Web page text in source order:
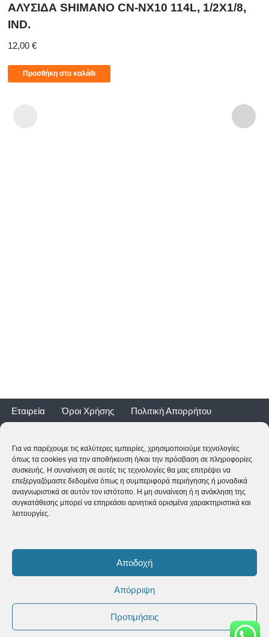
Για να παρέχουμε τις καλύτερες εμπειρίες, χρησιμοποιούμε τεχνολογίες
όπως τα cookies για την αποθήκευση ή/και την πρόσβαση σε πληροφορίες
συσκευής. Η συναίνεση σε αυτές τις τεχνολογίες θα μας επιτρέψει να
επεξεργαζόμαστε δεδομένα όπως η συμπεριφορά περιήγησης ή μοναδικά
αναγνωριστικά σε αυτόν τον ιστότοπο. Η μη συναίνεση ή η ανάκληση της
συγκατάθεσης μπορεί να επηρεάσει αρνητικά ορισμένα χαρακτηριστικά και
λειτουργίες.
Αποδοχή
Απόρριψη
Προτιμήσεις
ΑΛΥΣΙΔΑ SHIMANO CN-NX10 114L, 1/2X1/8,
IND.
12,00 €
Προσθήκη στο καλάθι
Εταιρεία Όροι Χρήσης
Πολιτική Απορρήτου
Δευ-Τετ-Σαβ 09:00-15:00 | Τρι-Πεμ-Παρ 10:00-18:00 | Κυρ
ΚΛΕΙΣΤΑ